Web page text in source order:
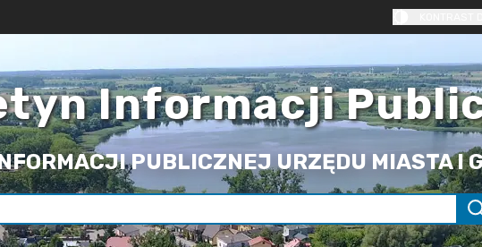
Informacji
PUBLICZNEJ URZĘDU MIASTA I